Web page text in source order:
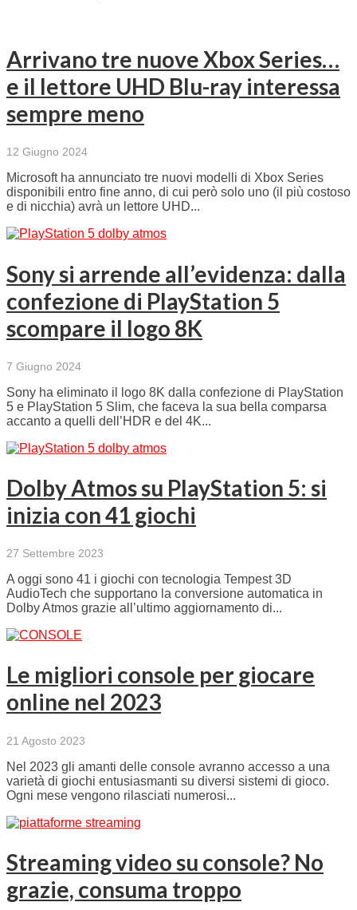
Arrivano tre nuove Xbox Series…
e il lettore UHD Blu-ray interessa
sempre meno
12 Giugno 2024
Microsoft ha annunciato tre nuovi modelli di Xbox Series
disponibili entro fine anno, di cui però solo uno (il più costoso
e di nicchia) avrà un lettore UHD...
Sony si arrende all’evidenza: dalla
confezione di PlayStation 5
scompare il logo 8K
7 Giugno 2024
Sony ha eliminato il logo 8K dalla confezione di PlayStation
5 e PlayStation 5 Slim, che faceva la sua bella comparsa
accanto a quelli dell’HDR e del 4K...
Dolby Atmos su PlayStation 5: si
inizia con 41 giochi
27 Settembre 2023
A oggi sono 41 i giochi con tecnologia Tempest 3D
AudioTech che supportano la conversione automatica in
Dolby Atmos grazie all’ultimo aggiornamento di...
Le migliori console per giocare
online nel 2023
21 Agosto 2023
Nel 2023 gli amanti delle console avranno accesso a una
varietà di giochi entusiasmanti su diversi sistemi di gioco.
Ogni mese vengono rilasciati numerosi...
Streaming video su console? No
grazie, consuma troppo